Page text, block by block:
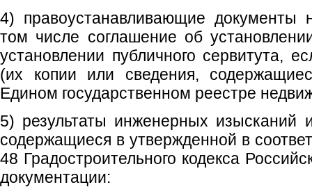
4) правоустанавливающие документы
том числе соглашение об
установлении публичного сервитута,
(их копии или сведения,
Едином государственном реестре
5) результаты инженерных
содержащиеся в утвержденной в
48 Градостроительного кодекса
документации: